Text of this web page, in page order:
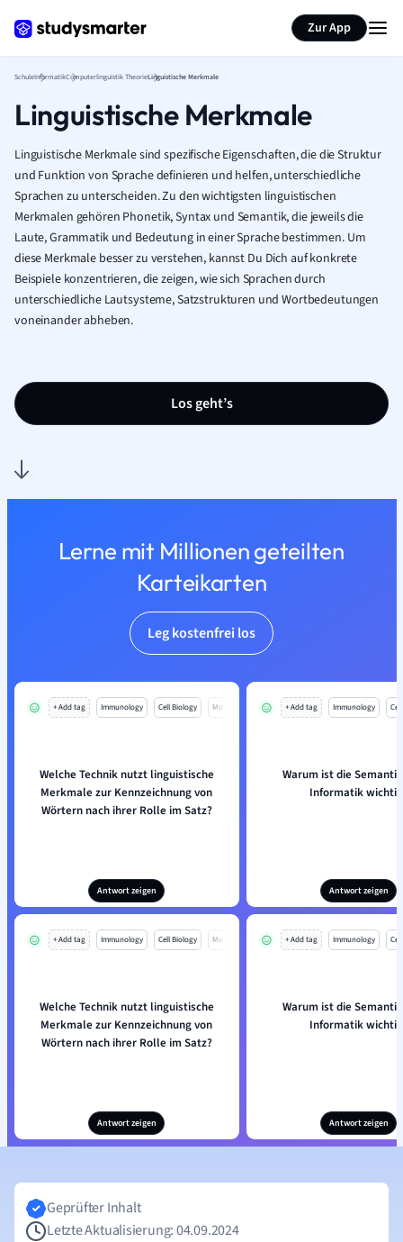
Zur App
SchuleInformatikComputerlinguistik TheorieLinguistische Merkmale
Linguistische Merkmale
Linguistische Merkmale sind spezifische Eigenschaften, die die Struktur
und Funktion von Sprache definieren und helfen, unterschiedliche
Sprachen zu unterscheiden. Zu den wichtigsten linguistischen
Merkmalen gehören Phonetik, Syntax und Semantik, die jeweils die
Laute, Grammatik und Bedeutung in einer Sprache bestimmen. Um
diese Merkmale besser zu verstehen, kannst Du Dich auf konkrete
Beispiele konzentrieren, die zeigen, wie sich Sprachen durch
unterschiedliche Lautsysteme, Satzstrukturen und Wortbedeutungen
voneinander abheben.
Los geht’s
Lerne mit Millionen geteilten
Karteikarten
Leg kostenfrei los
+ Add tag Immunology Cell Biology Mo
Welche Technik nutzt linguistische
Merkmale zur Kennzeichnung von
Wörtern nach ihrer Rolle im Satz?
Antwort zeigen
+ Add tag Immunology
Warum ist die
Informatik
Antwort zeigen
+ Add tag Immunology Cell Biology Mo
Welche Technik nutzt linguistische
Merkmale zur Kennzeichnung von
Wörtern nach ihrer Rolle im Satz?
Antwort zeigen
+ Add tag Immunology
Warum ist die
Informatik
Antwort zeigen
Seite zusammenfassen
Geprüfter Inhalt
Letzte Aktualisierung: 04.09.2024